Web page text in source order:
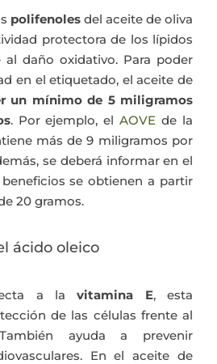
polifenoles del aceite de oliva
protectora de los lípidos
daño oxidativo. Para poder
en el etiquetado, el aceite de
un mínimo de 5 miligramos
. Por ejemplo, elAOVE de la
más de 9 miligramos por
se deberá informar en el
se obtienen a partir
20 gramos.
ácido oleico
a lavitamina E, esta
de las células frente al
ayuda a prevenir
En el aceite de